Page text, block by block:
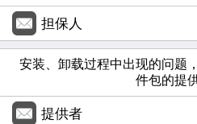
担保人
安装、卸载过程中出现的问题
件包的提
提供者